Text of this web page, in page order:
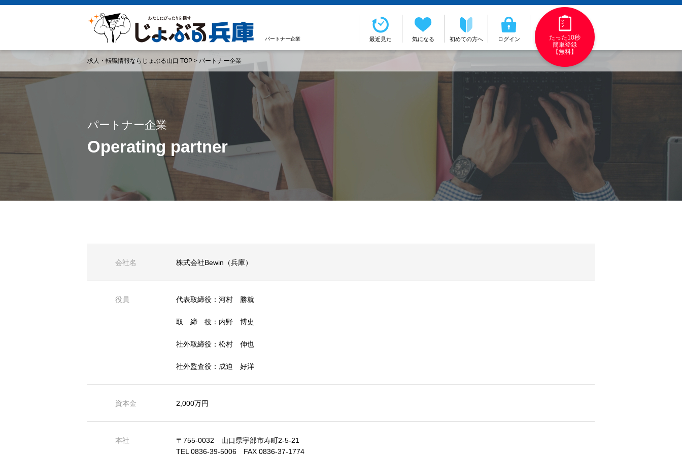
パートナー企業 最近見た 気になる 初めての方へ ログイン
たった10秒
簡単登録
【無料】
求人・転職情報ならじょぶる山口 TOP > パートナー企業
パートナー企業
Operating partner
会社名 株式会社Bewin（兵庫）
役員 代表取締役：河村 勝就
取 締 役：内野 博史
社外取締役：松村 伸也
社外監査役：成迫 好洋
資本金 2,000万円
本社
〒755-0032 山口県宇部市寿町2-5-21
TEL 0836-39-5006 FAX 0836-37-1774